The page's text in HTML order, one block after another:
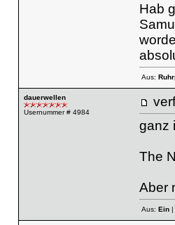
Hab
Aus:
dauerwellen
Usernummer # 4984
ganz
The
Aber
Aus: Ein|